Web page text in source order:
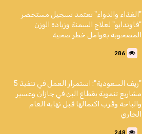
"الغذاء والدواء" تعتمد تسجيل مستحضر
"فاوندايو" لعلاج السمنة وزيادة الوزن
المصحوبة بعوامل خطر صحية
286
"ريف السعودية": استمرار العمل في تنفيذ 5
مشاريع تنموية بقطاع البن في جازان وعسير
والباحة وقُرب اكتمالها قبل نهاية العام
الجاري
248